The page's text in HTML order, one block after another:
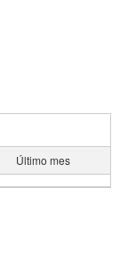
Último mes